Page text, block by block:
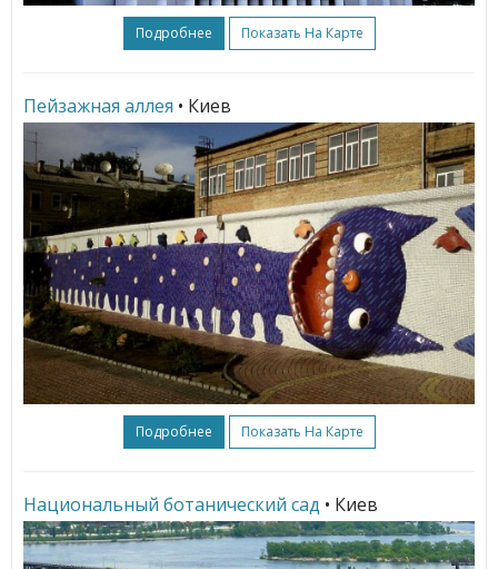
Подробнее Показать На Карте
Пейзажная аллея • Киев
Подробнее Показать На Карте
Национальный ботанический сад • Киев